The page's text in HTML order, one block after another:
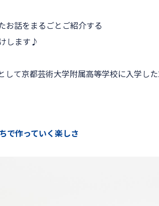
お話をまるごとご紹介する
します♪
て京都芸術大学附属高等学校に入学し
っていく楽しさ